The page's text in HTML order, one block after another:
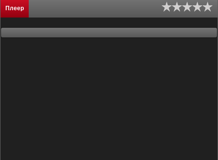
Плеер